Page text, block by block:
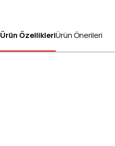
Ürün ÖzellikleriÜrün Önerileri